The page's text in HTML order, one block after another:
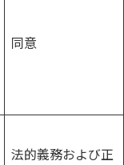
同意
法的義務および正